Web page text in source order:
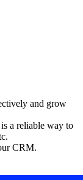
and grow
a reliable way to
CRM.